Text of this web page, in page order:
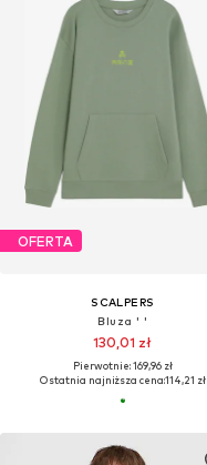
OFERTA
SCALPERS
Bluza ' '
130,01 zł
Pierwotnie: 169,96 zł
Ostatnia najniższa cena:114,21 zł